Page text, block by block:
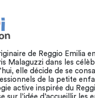
de Reggio Emilia
Malaguzzi dans les
elle décide de se
de la petite
active inspirée du